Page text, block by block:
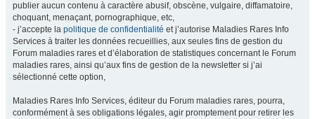
publier aucun contenu à caractère abusif, obscène, vulgaire, diffamatoire,
choquant, menaçant, pornographique, etc,
- j’accepte la politique de confidentialité et j’autorise Maladies Rares Info
Services à traiter les données recueillies, aux seules fins de gestion du
Forum maladies rares et d’élaboration de statistiques concernant le Forum
maladies rares, ainsi qu’aux fins de gestion de la newsletter si j’ai
sélectionné cette option,
Maladies Rares Info Services, éditeur du Forum maladies rares, pourra,
conformément à ses obligations légales, agir promptement pour retirer les